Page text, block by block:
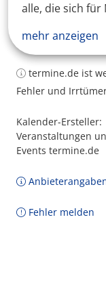
alle, die sich für
mehr anzeigen
termine.de ist
Fehler und
Kalender-Ersteller:
Veranstaltungen
Events termine.de
Fehler melden